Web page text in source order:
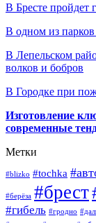
В Бресте пройдет
В одном из
В Лепельском
волков и бобров
В Городке при
Изготовление
современные
Метки
#blizko #tochka
#берёза #брест
#гибель #гродно